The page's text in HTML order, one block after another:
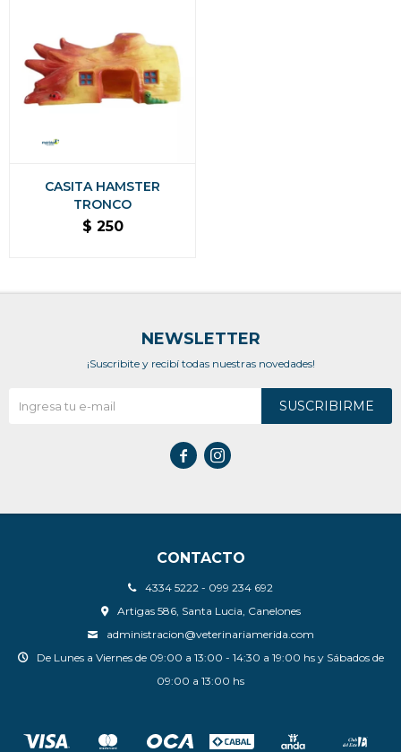
CASITA HAMSTER
TRONCO
$ 250
CONTACTO
4334 5222 - 099 234 692
Artigas 586, Santa Lucia, Canelones
administracion@veterinariamerida.com
De Lunes a Viernes de 09:00 a 13:00 - 14:30 a 19:00 hs y Sábados de
09:00 a 13:00 hs
NEWSLETTER
¡Suscribite y recibí todas nuestras novedades!
SUSCRIBIRME
 